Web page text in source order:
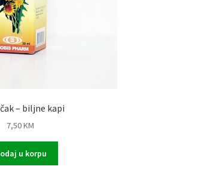
– biljne kapi
7,50KM
u korpu